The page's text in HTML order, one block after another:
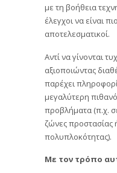
με τη βοήθεια
έλεγχοι να είναι
αποτελεσματικοί.
Αντί να γίνονται
αξιοποιώντας
παρέχει
μεγαλύτερη
προβλήματα (π.χ.
ζώνες προστασίας
πολυπλοκότητας).
Με τον τρόπο